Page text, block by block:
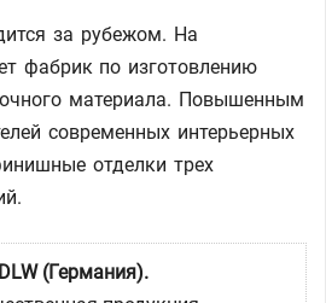
за рубежом. На
фабрик по изготовлению
материала. Повышенным
современных интерьерных
отделки трех
(Германия).